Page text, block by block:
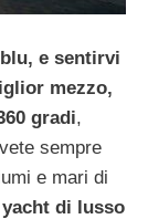
e sentirvi
mezzo,
gradi,
sempre
e mari di
di lusso